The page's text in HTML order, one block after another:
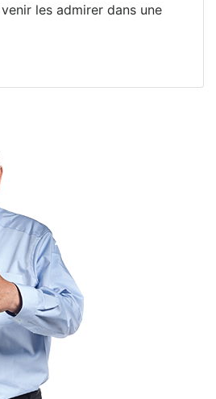
les admirer dans une